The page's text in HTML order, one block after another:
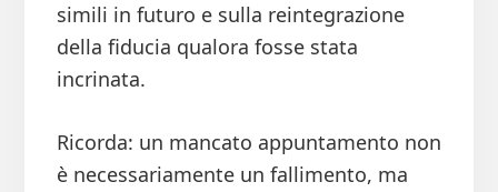
simili in futuro e sulla reintegrazione
della fiducia qualora fosse stata
incrinata.
Ricorda: un mancato appuntamento non
è necessariamente un fallimento, ma